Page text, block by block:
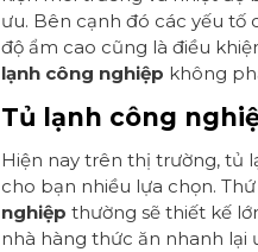
ưu. Bên cạnh đó các yếu tố
độ ẩm cao cũng là điều
lạnh công nghiệp không
Tủ lạnh công
Hiện nay trên thị trường, tủ
cho bạn nhiều lựa chọn.
nghiệp thường sẽ thiết kế
nhà hàng thức ăn nhanh lại